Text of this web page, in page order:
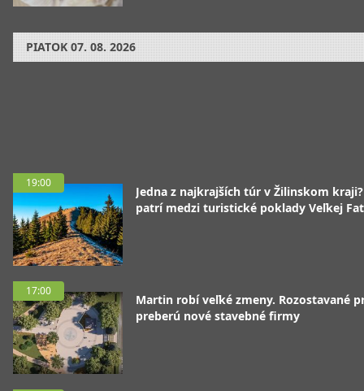
PIATOK 07. 08. 2026
19:00
Jedna z najkrajších túr v Žilinskom
patrí medzi turistické poklady Veľkej
17:00
Martin robí veľké zmeny. Rozostavané
preberú nové stavebné firmy